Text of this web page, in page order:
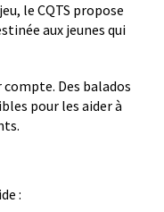
le CQTS propose
aux jeunes qui
Des balados
pour les aider à
: